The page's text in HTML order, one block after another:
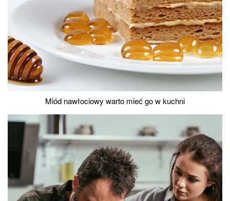
Miód nawłociowy warto mieć go w kuchni